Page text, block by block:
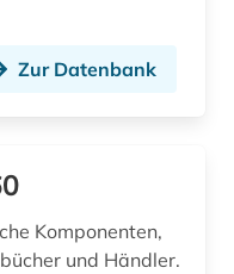
Zur Datenbank
Komponenten,
und Händler.